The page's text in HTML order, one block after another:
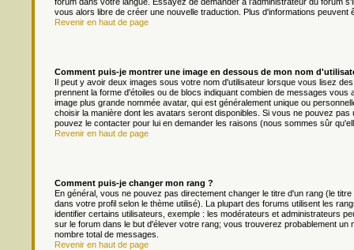
vous alors libre de créer une nouvelle traduction. Plus d'informations
Revenir en haut de page
Comment puis-je montrer une image en dessous de mon nom
Il peut y avoir deux images sous votre nom d'utilisateur lorsque vous lisez
prennent la forme d'étoiles ou de blocs indiquant combien de messages
image plus grande nommée avatar, qui est généralement unique ou
choisir la manière dont les avatars seront disponibles. Si vous ne pouvez
pouvez le contacter pour lui en demander les raisons (nous sommes sûr
Revenir en haut de page
Comment puis-je changer mon rang ?
En général, vous ne pouvez pas directement changer le titre d'un rang (le
dans votre profil selon le thème utilisé). La plupart des forums utilisent les
identifier certains utilisateurs, exemple : les modérateurs et administrateurs
sur le forum dans le but d'élever votre rang; vous trouverez probablement
nombre total de messages.
Revenir en haut de page